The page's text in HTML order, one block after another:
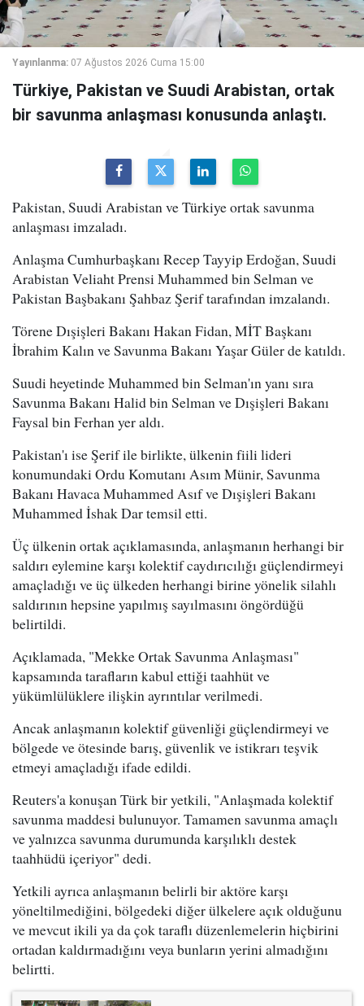
Yayınlanma: 07 Ağustos 2026 Cuma 15:00
Türkiye, Pakistan ve Suudi Arabistan, ortak
bir savunma anlaşması konusunda anlaştı.
Pakistan, Suudi Arabistan ve Türkiye ortak savunma
anlaşması imzaladı.
Anlaşma Cumhurbaşkanı Recep Tayyip Erdoğan, Suudi
Arabistan Veliaht Prensi Muhammed bin Selman ve
Pakistan Başbakanı Şahbaz Şerif tarafından imzalandı.
Törene Dışişleri Bakanı Hakan Fidan, MİT Başkanı
İbrahim Kalın ve Savunma Bakanı Yaşar Güler de katıldı.
Suudi heyetinde Muhammed bin Selman'ın yanı sıra
Savunma Bakanı Halid bin Selman ve Dışişleri Bakanı
Faysal bin Ferhan yer aldı.
Pakistan'ı ise Şerif ile birlikte, ülkenin fiili lideri
konumundaki Ordu Komutanı Asım Münir, Savunma
Bakanı Havaca Muhammed Asıf ve Dışişleri Bakanı
Muhammed İshak Dar temsil etti.
Üç ülkenin ortak açıklamasında, anlaşmanın herhangi bir
saldırı eylemine karşı kolektif caydırıcılığı güçlendirmeyi
amaçladığı ve üç ülkeden herhangi birine yönelik silahlı
saldırının hepsine yapılmış sayılmasını öngördüğü
belirtildi.
Açıklamada, "Mekke Ortak Savunma Anlaşması"
kapsamında tarafların kabul ettiği taahhüt ve
yükümlülüklere ilişkin ayrıntılar verilmedi.
Ancak anlaşmanın kolektif güvenliği güçlendirmeyi ve
bölgede ve ötesinde barış, güvenlik ve istikrarı teşvik
etmeyi amaçladığı ifade edildi.
Reuters'a konuşan Türk bir yetkili, "Anlaşmada kolektif
savunma maddesi bulunuyor. Tamamen savunma amaçlı
ve yalnızca savunma durumunda karşılıklı destek
taahhüdü içeriyor" dedi.
Yetkili ayrıca anlaşmanın belirli bir aktöre karşı
yöneltilmediğini, bölgedeki diğer ülkelere açık olduğunu
ve mevcut ikili ya da çok taraflı düzenlemelerin hiçbirini
ortadan kaldırmadığını veya bunların yerini almadığını
belirtti.